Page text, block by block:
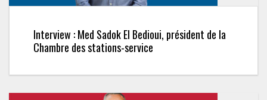
Interview : Med Sadok El Bedioui, président de la
Chambre des stations-service